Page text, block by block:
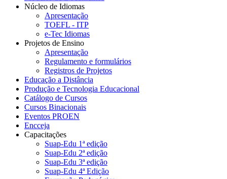
Núcleo de Idiomas
Apresentação
TOEFL - ITP
e-Tec Idiomas
Projetos de Ensino
Apresentação
Regulamento e formulários
Registros de Projetos
Educação a Distância
Produção e Tecnologia Educacional
Catálogo de Cursos
Cursos Binacionais
Eventos PROEN
Encceja
Capacitações
Suap-Edu 1ª edição
Suap-Edu 2ª edição
Suap-Edu 3ª edição
Suap-Edu 4ª Edição